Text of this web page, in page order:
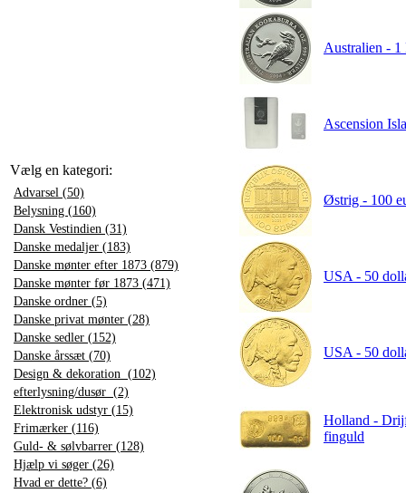
Vælg en kategori:
Advarsel (50)
Belysning (160)
Dansk Vestindien (31)
Danske medaljer (183)
Danske mønter efter 1873 (879)
Danske mønter før 1873 (471)
Danske ordner (5)
Danske privat mønter (28)
Danske sedler (152)
Danske årssæt (70)
Design & dekoration (102)
efterlysning/dusør (2)
Elektronisk udstyr (15)
Frimærker (116)
Guld- & sølvbarrer (128)
Hjælp vi søger (26)
Hvad er dette? (6)
Australien -
Ascension
Østrig - 100
USA - 50
USA - 50
Holland -
finguld